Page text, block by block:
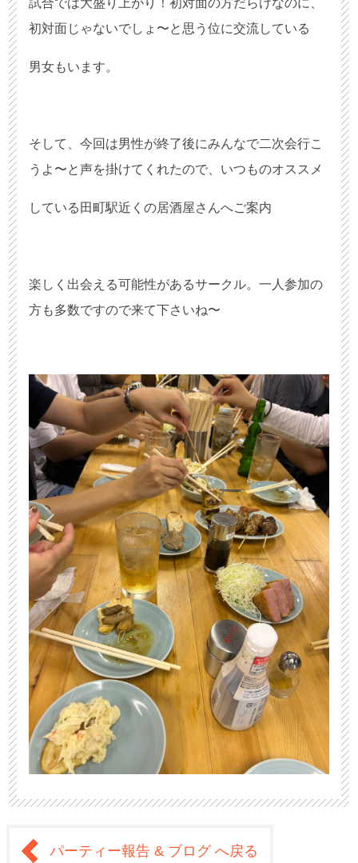
初対面じゃないでしょ〜と思う位に交流している
男女もいます。
そして、今回は男性が終了後にみんなで二次会行こ
うよ〜と声を掛けてくれたので、いつものオススメ
している田町駅近くの居酒屋さんへご案内
楽しく出会える可能性があるサークル。一人参加の
方も多数ですので来て下さいね〜
パーティー報告 & ブログ へ戻る